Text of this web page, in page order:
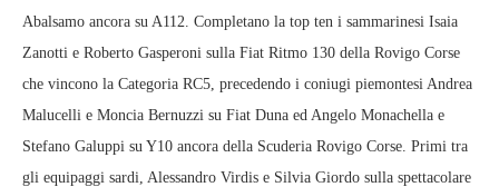
Abalsamo ancora su A112. Completano la top ten i sammarinesi Isaia
Zanotti e Roberto Gasperoni sulla Fiat Ritmo 130 della Rovigo Corse
che vincono la Categoria RC5, precedendo i coniugi piemontesi Andrea
Malucelli e Moncia Bernuzzi su Fiat Duna ed Angelo Monachella e
Stefano Galuppi su Y10 ancora della Scuderia Rovigo Corse. Primi tra
gli equipaggi sardi, Alessandro Virdis e Silvia Giordo sulla spettacolare